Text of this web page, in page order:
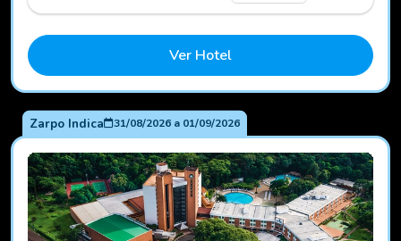
Ver Hotel
Zarpo Indica 31/08/2026a 01/09/2026